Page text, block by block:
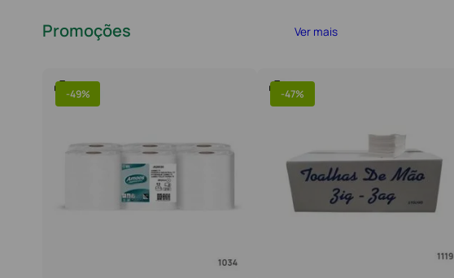
Promoções Ver mais
-49% -47%